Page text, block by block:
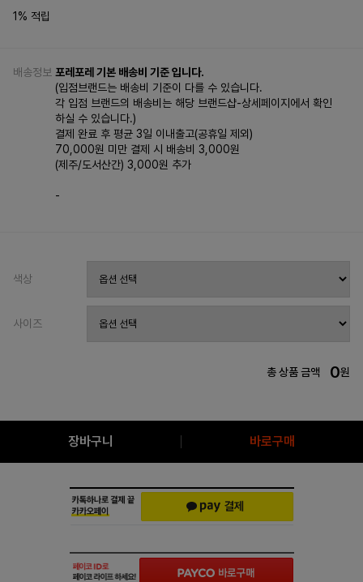
1% 적립
배송정보 포레포레 기본 배송비 기준 입니다.
(입점브랜드는 배송비 기준이 다를 수 있습니다.
각 입점 브랜드의 배송비는 해당 브랜드샵-상세페이지에서 확인
하실 수 있습니다.)
결제 완료 후 평균 3일 이내출고(공휴일 제외)
70,000원 미만 결제 시 배송비 3,000원
(제주/도서산간) 3,000원 추가
-
색상
사이즈
총 상품 금액 0원
장바구니 바로구매